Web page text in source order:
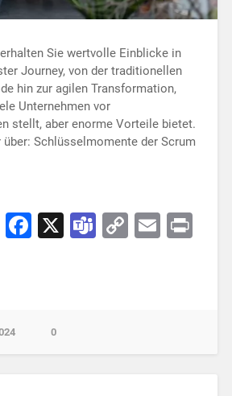
Sie wertvolle Einblicke in
Journey, von der traditionellen
hin zur agilen Transformation,
Unternehmen vor
stellt, aber enorme Vorteile bietet.
über: Schlüsselmomente der Scrum
Facebook
X Teams
CopyEmail
0